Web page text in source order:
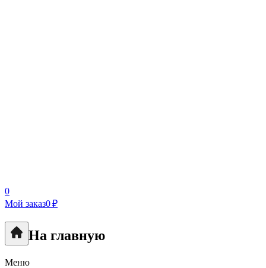
0
Мой заказ0 ₽
На главную
Меню